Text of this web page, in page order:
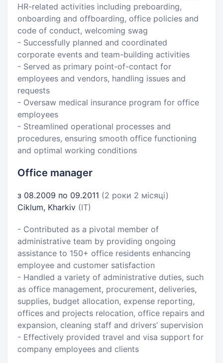
HR-related activities including preboarding,
onboarding and offboarding, office policies and
code of conduct, welcoming swag
- Successfully planned and coordinated
corporate events and team-building activities
- Served as primary point-of-contact for
employees and vendors, handling issues and
requests
- Oversaw medical insurance program for office
employees
- Streamlined operational processes and
procedures, ensuring smooth office functioning
and optimal working conditions
Office manager
з 08.2009 по 09.2011 (2 роки 2 місяці)
Ciklum, Kharkiv (IT)
- Contributed as a pivotal member of
administrative team by providing ongoing
assistance to 150+ office residents enhancing
employee and customer satisfaction
- Handled a variety of administrative duties, such
as office management, procurement, deliveries,
supplies, budget allocation, expense reporting,
offices and projects relocation, office repairs and
expansion, cleaning staff and drivers’ supervision
- Effectively provided travel and visa support for
company employees and clients